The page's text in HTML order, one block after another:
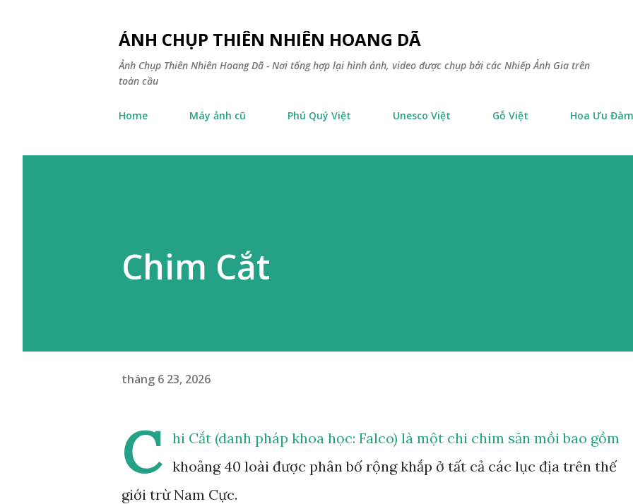
ẢNH CHỤP THIÊN NHIÊN HOANG DÃ
Ảnh Chụp Thiên Nhiên Hoang Dã - Nơi tổng hợp lại hình ảnh, video được chụp bởi các Nhiếp Ảnh Gia trên
toàn cầu
Home Máy ảnh cũ Phú Quý Việt Unesco Việt Gỗ Việt Hoa Ưu Đàm
Chim Cắt
tháng 6 23, 2026
C
hi Cắt (danh pháp khoa học: Falco) là một chi chim săn mồi bao gồm
khoảng 40 loài được phân bố rộng khắp ở tất cả các lục địa trên thế
giới trừ Nam Cực.